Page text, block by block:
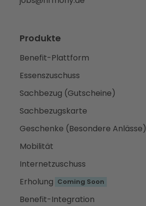
Produkte
Benefit-Plattform
Essenszuschuss
Sachbezug (Gutscheine)
Sachbezugskarte
Geschenke (Besondere Anlässe)
Mobilität
Internetzuschuss
Erholung Coming Soon
Benefit-Integration